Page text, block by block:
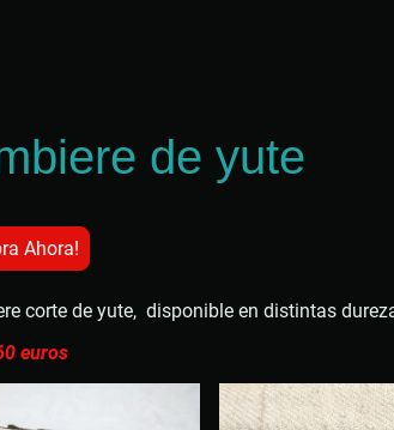
de yute
Ahora!
corte de yute, disponible en distintas
euros